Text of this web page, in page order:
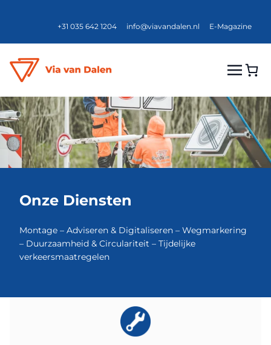
+31 035 642 1204 info@viavandalen.nl E-Magazine
Onze Diensten
Montage – Adviseren & Digitaliseren – Wegmarkering
– Duurzaamheid & Circulariteit – Tijdelijke
verkeersmaatregelen